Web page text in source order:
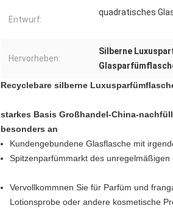
Entwurf:
quadratisches
Hervorheben:
Silberne
Recyclebare silberne
starkes Basis Großhandel-China-
besonders an
Kundengebundene Glasflasche mit
Spitzenparfümmarkt des unregelmäßigen
Vervollkommnen Sie für Parfüm und
Lotionsprobe oder andere kosmetische